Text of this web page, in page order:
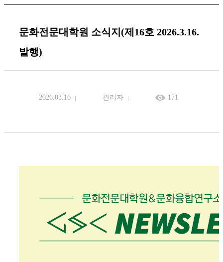
문화전문대학원 소식지(제16호 2026.3.16.
발행)
2026.03.16 관리자 171